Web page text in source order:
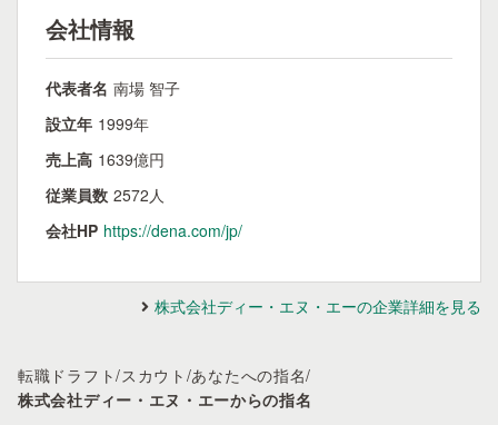
会社情報
代表者名 南場 智子
設立年 1999年
売上高 1639億円
従業員数 2572人
会社HP https://dena.com/jp/
株式会社ディー・エヌ・エーの企業詳細を見る
転職ドラフト/スカウト /あなたへの指名/
株式会社ディー・エヌ・エーからの指名